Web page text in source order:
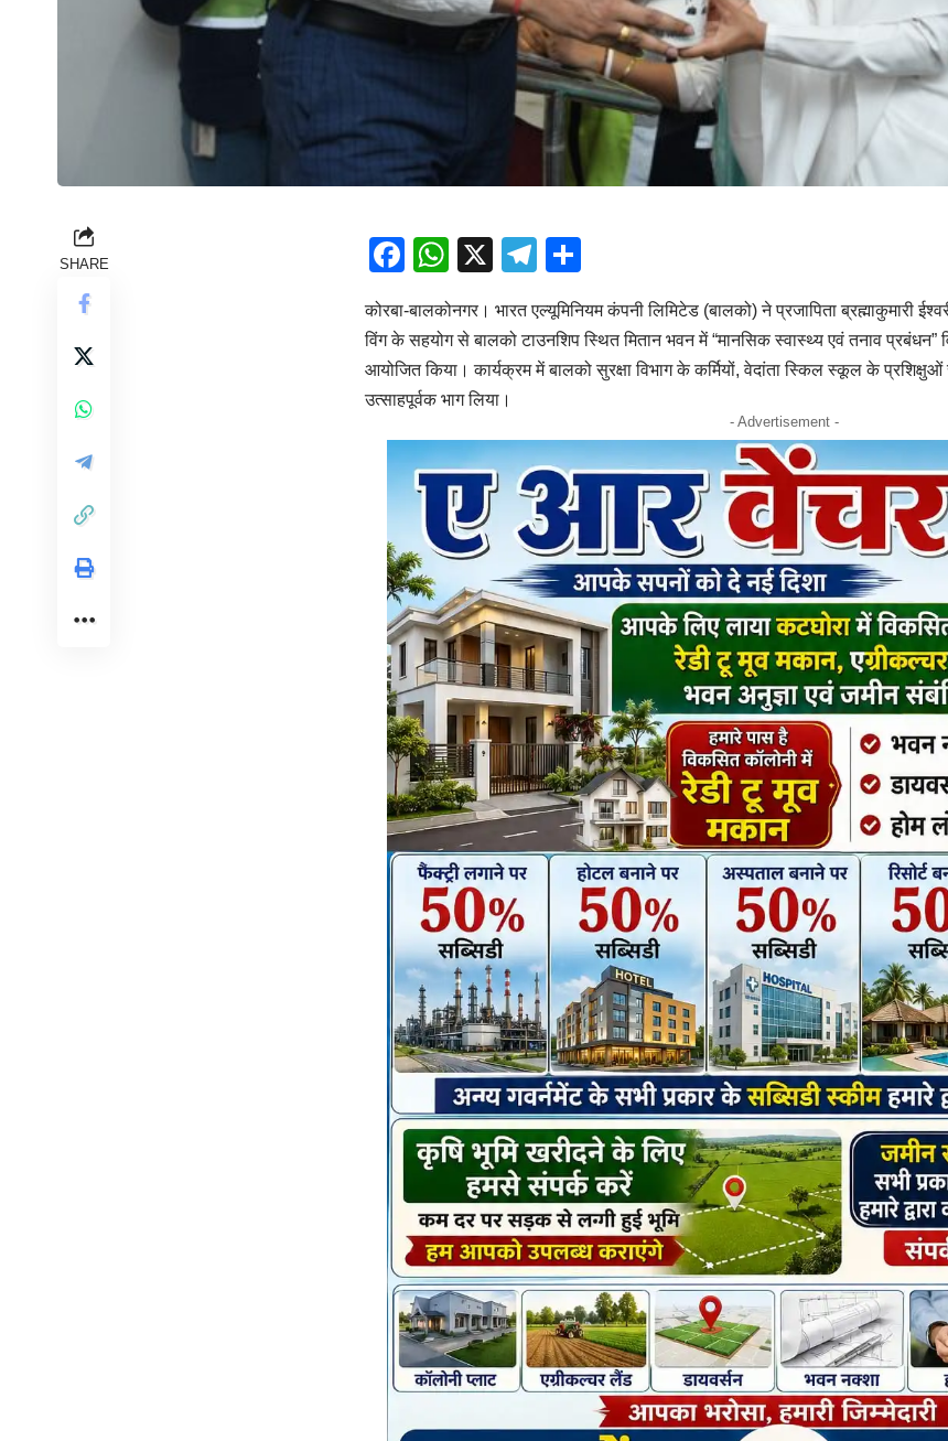
SHARE Facebook
WhatsApp
X Telegram
कोरबा-बालकोनगर। भारत एल्यूमिनियम कंपनी लिमिटेड (बालको) ने प्रजापिता ब्रह्माकुमारी
विंग के सहयोग से बालको टाउनशिप स्थित मितान भवन में “मानसिक स्वास्थ्य एवं तनाव प्रबंधन”
आयोजित किया। कार्यक्रम में बालको सुरक्षा विभाग के कर्मियों, वेदांता स्किल स्कूल के
उत्साहपूर्वक भाग लिया।
- Advertisement -